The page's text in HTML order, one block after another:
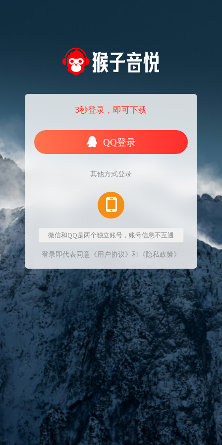
3秒登录，即可下载
QQ登录
其他方式登录
微信和QQ是两个独立账号，账号信息不互通
登录即代表同意 《用户协议》 和 《隐私政策》